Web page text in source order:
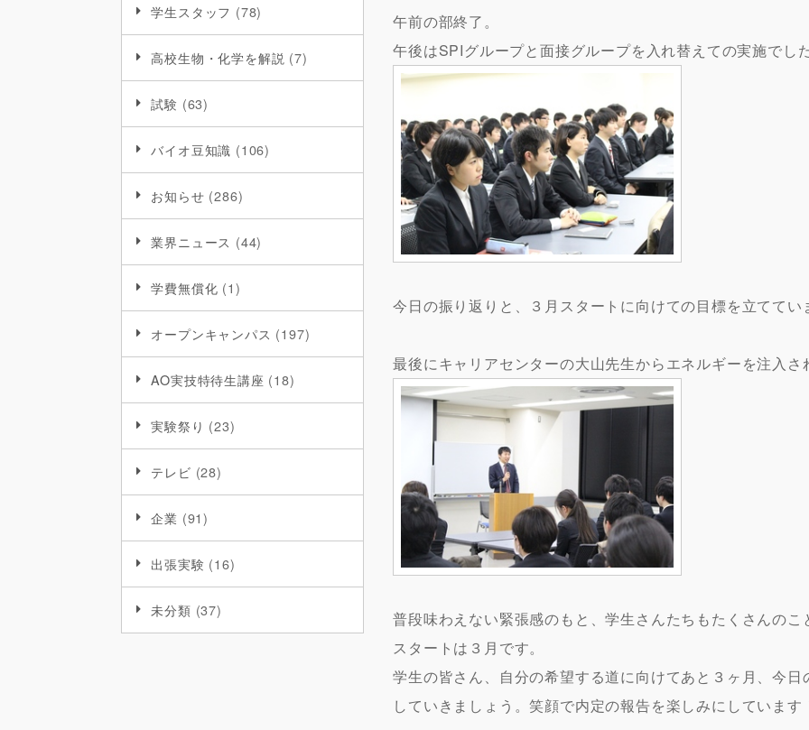
学生スタッフ (78)
高校生物・化学を解説 (7)
試験 (63)
バイオ豆知識 (106)
お知らせ (286)
業界ニュース (44)
学費無償化 (1)
オープンキャンパス (197)
AO実技特待生講座 (18)
実験祭り (23)
テレビ (28)
企業 (91)
出張実験 (16)
未分類 (37)
午前の部終了。
午後はSPIグループと面接グループを入れ替えての実施でし
今日の振り返りと、３月スタートに向けての目標を立ててい
最後にキャリアセンターの大山先生からエネルギーを注入さ
普段味わえない緊張感のもと、学生さんたちもたくさんの
スタートは３月です。
学生の皆さん、自分の希望する道に向けてあと３ヶ月、今
していきましょう。笑顔で内定の報告を楽しみにしています